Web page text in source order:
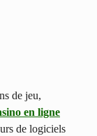
de jeu,
en ligne
de logiciels